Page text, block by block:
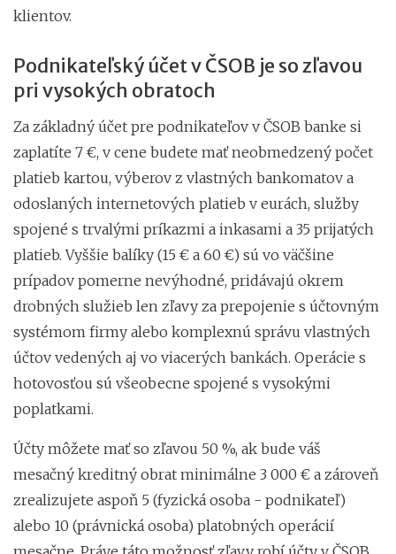
klientov.
Podnikateľský účet v ČSOB je so zľavou
pri vysokých obratoch
Za základný účet pre podnikateľov v ČSOB banke si
zaplatíte 7 €, v cene budete mať neobmedzený počet
platieb kartou, výberov z vlastných bankomatov a
odoslaných internetových platieb v eurách, služby
spojené s trvalými príkazmi a inkasami a 35 prijatých
platieb. Vyššie balíky (15 € a 60 €) sú vo väčšine
prípadov pomerne nevýhodné, pridávajú okrem
drobných služieb len zľavy za prepojenie s účtovným
systémom firmy alebo komplexnú správu vlastných
účtov vedených aj vo viacerých bankách. Operácie s
hotovosťou sú všeobecne spojené s vysokými
poplatkami.
Účty môžete mať so zľavou 50 %, ak bude váš
mesačný kreditný obrat minimálne 3 000 € a zároveň
zrealizujete aspoň 5 (fyzická osoba - podnikateľ)
alebo 10 (právnická osoba) platobných operácií